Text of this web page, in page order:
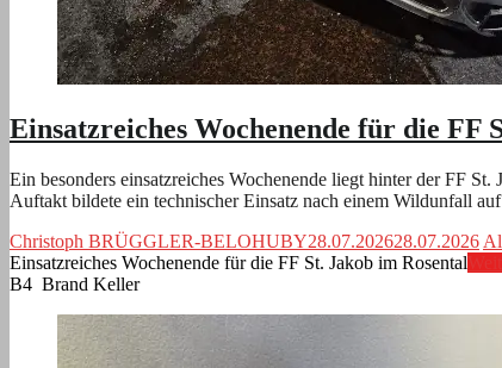
Einsatzreiches Wochenende für die FF
Ein besonders einsatzreiches Wochenende liegt hinter der FF
Auftakt bildete ein technischer Einsatz nach einem Wildunfall
Christoph BRÜGGLER-BELOHUBY28.07.202628.07.2026
Einsatzreiches Wochenende für die FF St. Jakob im Rosental
B4 Brand Keller